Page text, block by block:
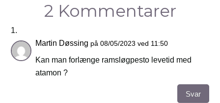
2 Kommentarer
Martin Døssing på 08/05/2023 ved 11:50
Kan man forlænge ramsløgpesto levetid med
atamon ?
Svar